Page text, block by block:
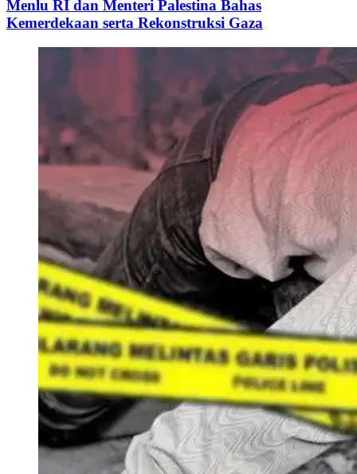
Menlu RI dan Menteri Palestina Bahas
Kemerdekaan serta Rekonstruksi Gaza